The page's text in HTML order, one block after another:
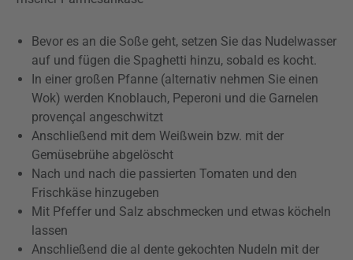
Bevor es an die Soße geht, setzen Sie das Nudelwasser
auf und fügen die Spaghetti hinzu, sobald es kocht.
In einer großen Pfanne (alternativ nehmen Sie einen
Wok) werden Knoblauch, Peperoni und die Garnelen
provençal angeschwitzt
Anschließend mit dem Weißwein bzw. mit der
Gemüsebrühe abgelöscht
Nach und nach die passierten Tomaten und den
Frischkäse hinzugeben
Mit Pfeffer und Salz abschmecken und etwas köcheln
lassen
Anschließend die al dente gekochten Nudeln mit der